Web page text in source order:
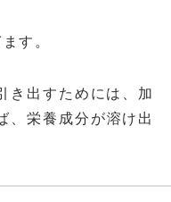
す。
き出すためには、加
、栄養成分が溶け出